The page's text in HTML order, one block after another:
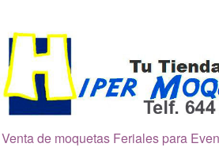
Venta de moquetas Feriales para